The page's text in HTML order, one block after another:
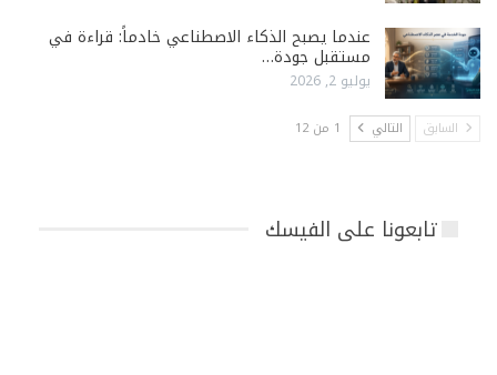
عندما يصبح الذكاء الاصطناعي خادماً: قراءة في
مستقبل جودة…
يوليو 2, 2026
السابق التالي 1 من 12
تابعونا على الفيسك